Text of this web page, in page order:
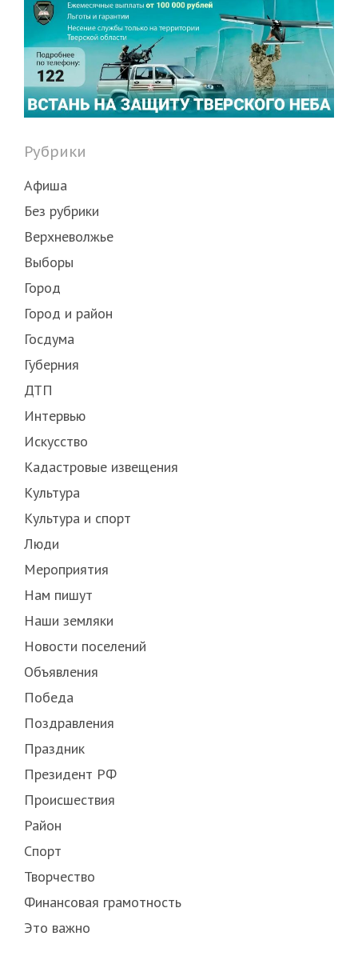
Рубрики
Афиша
Без рубрики
Верхневолжье
Выборы
Город
Город и район
Госдума
Губерния
ДТП
Интервью
Искусство
Кадастровые извещения
Культура
Культура и спорт
Люди
Мероприятия
Нам пишут
Наши земляки
Новости поселений
Объявления
Победа
Поздравления
Праздник
Президент РФ
Происшествия
Район
Спорт
Творчество
Финансовая грамотность
Это важно